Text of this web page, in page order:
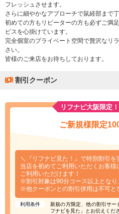
フレッシュさせます。
さらに細やかなアプローチで鼠経部まで
初めての方もリピーターの方も必ずご満
ビスを心掛けています。
完全個室のプライベート空間で贅沢なリ
さい。
皆様のご来店をお待ちしております。
割引クーポン
リフナビ大阪限定
ご新規様限定
＼『リフナビ見た！』で特別割引を
当店を初めてご利用いただくお客
ご利用いただけます！
※割引対象は90分コース以上となり
※他クーポンとの割引併用は不可と
利用条件
新規の方限定、他の割引サー
フナビを見た」とお伝えくだ